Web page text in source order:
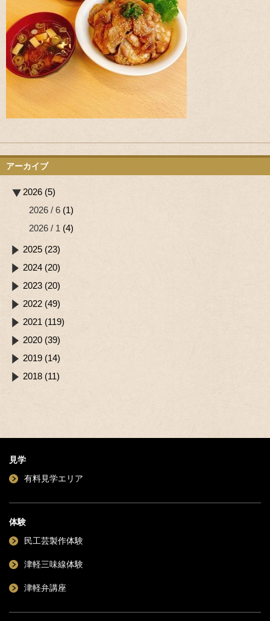
アーカイブ
2026 (5)
2026 / 6 (1)
2026 / 1 (4)
2025 (23)
2024 (20)
2023 (20)
2022 (49)
2021 (119)
2020 (39)
2019 (14)
2018 (11)
見学
有料見学エリア
体験
民工芸製作体験
津軽三味線体験
津軽弁講座